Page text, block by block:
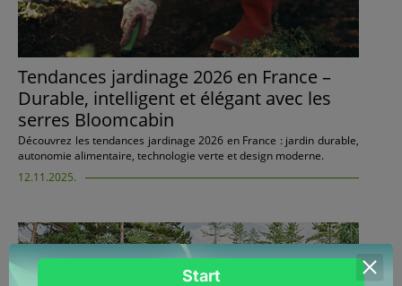
Tendances jardinage 2026 en France –
Durable, intelligent et élégant avec les
serres Bloomcabin
Découvrez les tendances jardinage 2026 en France : jardin durable,
autonomie alimentaire, technologie verte et design moderne.
12.11.2025.